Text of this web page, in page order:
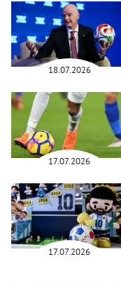
18.07.2026
17.07.2026
17.07.2026